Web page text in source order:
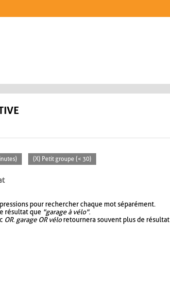
(X) Petit groupe (< 30)
pour rechercher chaque mot séparément.
résultat que "garage à vélo".
OR. garage OR véloretournera souvent plus de résultat